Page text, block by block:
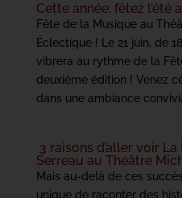
Cette année, fêtez l’été
Fête de la Musique au
Éclectique ! Le 21 juin, de
vibrera au rythme de la
deuxième édition ! Venez
dans une ambiance
3 raisons d’aller voir
Serreau au Théâtre
Mais au-delà de ces
unique de raconter des